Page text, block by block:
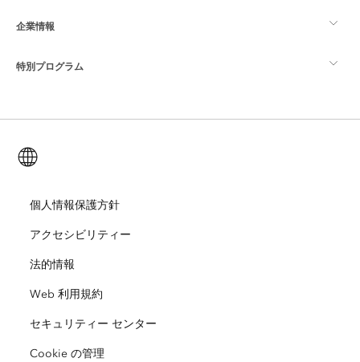
Esri ストア
ArcGIS ブログ
ユーザー調査およびテスト
Esri Young Professionals Network
イベント
GIS とは
ロケーション インテリジェンス
トレーニング
ArcUser
ArcNews
Esri Press
企業情報
Esri について
採用情報
オープンビジョン
企業行動規範
特別プログラム
ArcGIS for Student Use
自然保護
災害対応
教育機関
個人情報保護方針
アクセシビリティー
法的情報
Web 利用規約
セキュリティー センター
Cookie の管理